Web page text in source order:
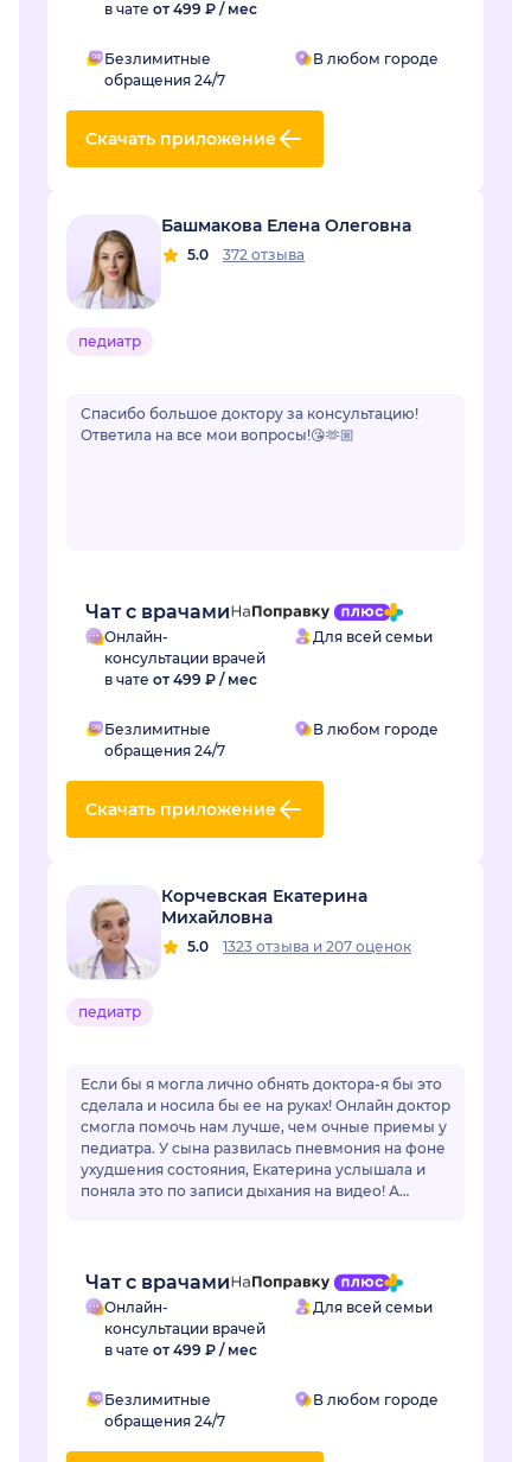
в чате от 499 ₽ / мес
Безлимитные
обращения 24/7
В любом городе
Скачать приложение
Башмакова Елена Олеговна
5.0 372 отзыва
педиатр
Спасибо большое доктору за консультацию!
Ответила на все мои вопросы!😘🫶🏼
Чат с врачами
Онлайн-
консультации врачей
в чате от 499 ₽ / мес
Для всей семьи
Безлимитные
обращения 24/7
В любом городе
Скачать приложение
Корчевская Екатерина
Михайловна
5.0 1323 отзыва и 207 оценок
педиатр
Если бы я могла лично обнять доктора-я бы это
сделала и носила бы ее на руках! Онлайн доктор
смогла помочь нам лучше, чем очные приемы у
педиатра. У сына развилась пневмония на фоне
ухудшения состояния, Екатерина услышала и
поняла это по записи дыхания на видео! А
Чат с врачами
Онлайн-
консультации врачей
в чате от 499 ₽ / мес
Для всей семьи
Безлимитные
обращения 24/7
В любом городе